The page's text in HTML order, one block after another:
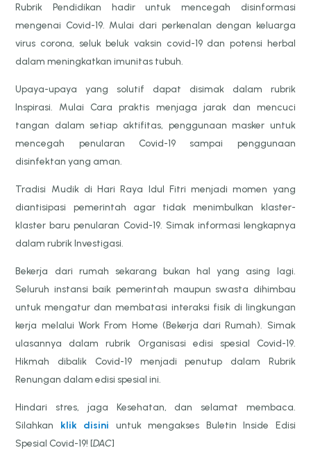
Rubrik Pendidikan hadir untuk mencegah disinformasi
mengenai Covid-19. Mulai dari perkenalan dengan keluarga
virus corona, seluk beluk vaksin covid-19 dan potensi herbal
dalam meningkatkan imunitas tubuh.
Upaya-upaya yang solutif dapat disimak dalam rubrik
Inspirasi. Mulai Cara praktis menjaga jarak dan mencuci
tangan dalam setiap aktifitas, penggunaan masker untuk
mencegah penularan Covid-19 sampai penggunaan
disinfektan yang aman.
Tradisi Mudik di Hari Raya Idul Fitri menjadi momen yang
diantisipasi pemerintah agar tidak menimbulkan klaster-
klaster baru penularan Covid-19. Simak informasi lengkapnya
dalam rubrik Investigasi.
Bekerja dari rumah sekarang bukan hal yang asing lagi.
Seluruh instansi baik pemerintah maupun swasta dihimbau
untuk mengatur dan membatasi interaksi fisik di lingkungan
kerja melalui Work From Home (Bekerja dari Rumah). Simak
ulasannya dalam rubrik Organisasi edisi spesial Covid-19.
Hikmah dibalik Covid-19 menjadi penutup dalam Rubrik
Renungan dalam edisi spesial ini.
Hindari stres, jaga Kesehatan, dan selamat membaca.
Silahkan klik disini untuk mengakses Buletin Inside Edisi
Spesial Covid-19! [DAC]